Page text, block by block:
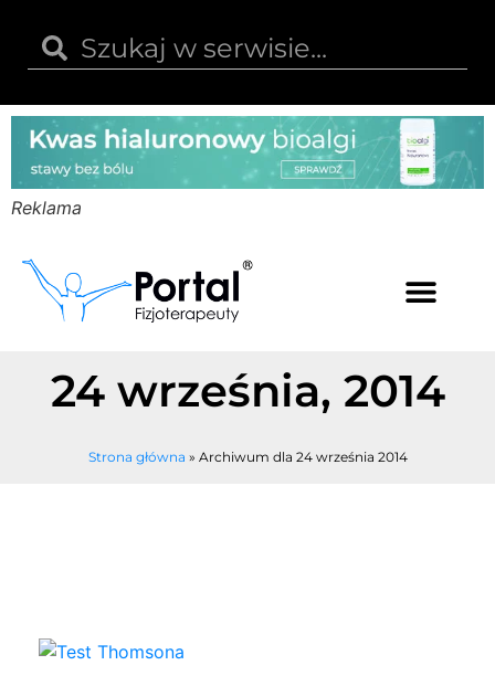
Reklama
24 września, 2014
Strona główna » Archiwum dla 24 września 2014